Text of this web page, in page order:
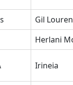
Gil
Herlani
Irineia